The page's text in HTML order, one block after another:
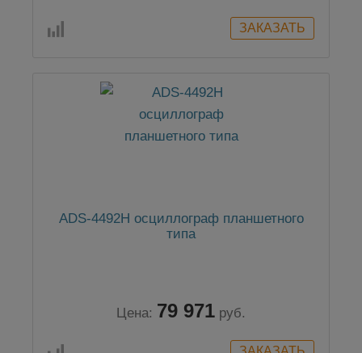
ADS-4492H осциллограф планшетного
типа
Цена: 79 971 руб.